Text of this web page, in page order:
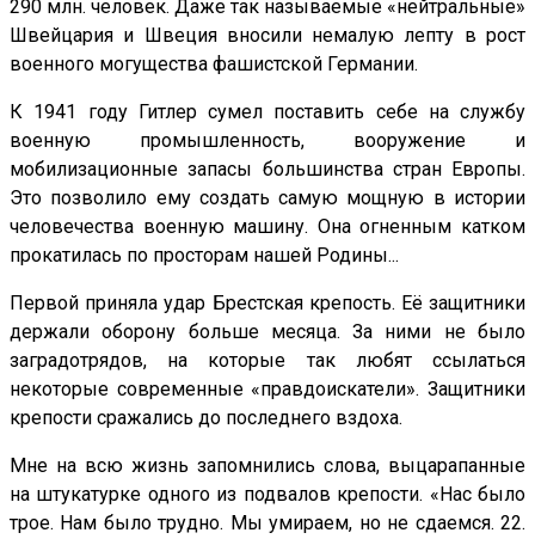
290 млн. человек. Даже так называемые «нейтральные»
Швейцария и Швеция вносили немалую лепту в рост
военного могущества фашистской Германии.
К 1941 году Гитлер сумел поставить себе на службу
военную промышленность, вооружение и
мобилизационные запасы большинства стран Европы.
Это позволило ему создать самую мощную в истории
человечества военную машину. Она огненным катком
прокатилась по просторам нашей Родины...
Первой приняла удар Брестская крепость. Её защитники
держали оборону больше месяца. За ними не было
заградотрядов, на которые так любят ссылаться
некоторые современные «правдоискатели». Защитники
крепости сражались до последнего вздоха.
Мне на всю жизнь запомнились слова, выцарапанные
на штукатурке одного из подвалов крепости. «Нас было
трое. Нам было трудно. Мы умираем, но не сдаемся. 22.